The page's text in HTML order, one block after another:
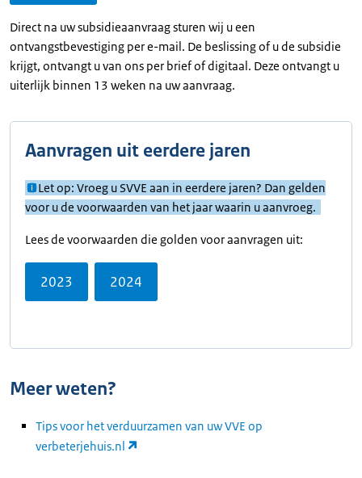
Direct na uw subsidieaanvraag sturen wij u een
ontvangstbevestiging per e-mail. De beslissing of u de subsidie
krijgt, ontvangt u van ons per brief of digitaal. Deze ontvangt u
uiterlijk binnen 13 weken na uw aanvraag.
Aanvragen uit eerdere jaren
Let op: Vroeg u SVVE aan in eerdere jaren? Dan gelden
voor u de voorwaarden van het jaar waarin u aanvroeg.
Lees de voorwaarden die golden voor aanvragen uit:
2023 2024
Meer weten?
Tips voor het verduurzamen van uw VVE op
verbeterjehuis.nl